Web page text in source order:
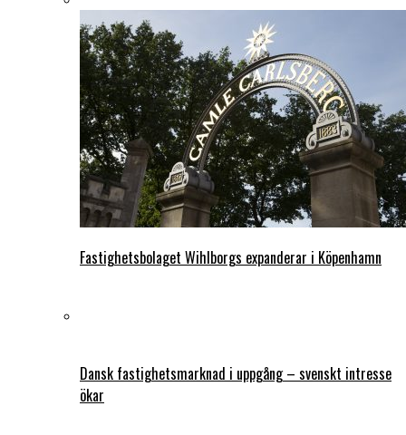
Fastighetsbolaget Wihlborgs expanderar i Köpenhamn
Dansk fastighetsmarknad i uppgång – svenskt intresse
ökar